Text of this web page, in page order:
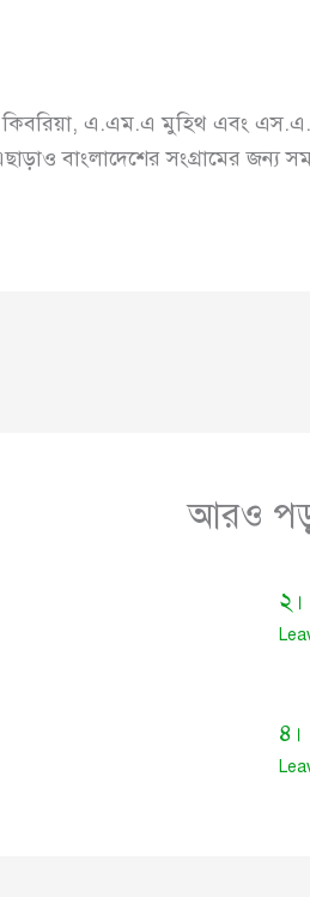
এ.এম.এ মুহিথ এবং এস.এ.আর
বাংলাদেশের সংগ্রামের জন্য
আরও
২।
৪।